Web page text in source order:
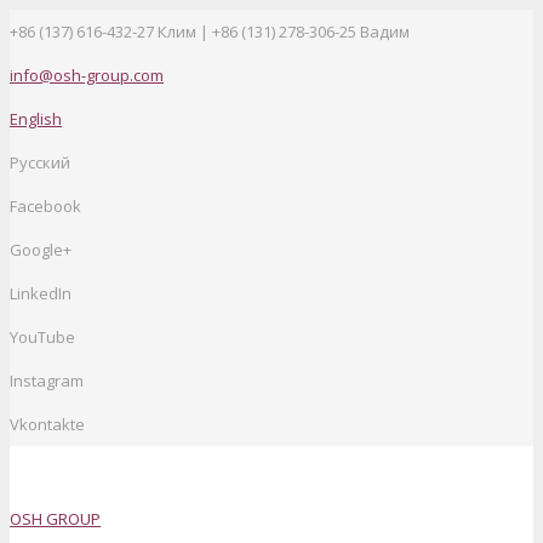
+86 (137) 616-432-27 Клим | +86 (131) 278-306-25 Вадим
info@osh-group.com
English
Русский
Facebook
Google+
LinkedIn
YouTube
Instagram
Vkontakte
OSH GROUP